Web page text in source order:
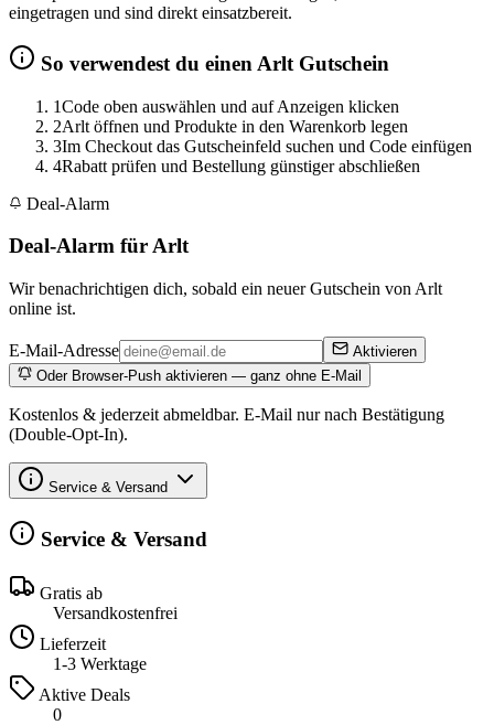
eingetragen und sind direkt einsatzbereit.
So verwendest du einen Arlt Gutschein
1Code oben auswählen und auf Anzeigen klicken
2Arlt öffnen und Produkte in den Warenkorb legen
3Im Checkout das Gutscheinfeld suchen und Code einfügen
4Rabatt prüfen und Bestellung günstiger abschließen
Deal-Alarm
Deal-Alarm für Arlt
Wir benachrichtigen dich, sobald ein neuer Gutschein von Arlt
online ist.
E-Mail-Adresse
Aktivieren
Oder Browser-Push aktivieren — ganz ohne E-Mail
Kostenlos & jederzeit abmeldbar. E-Mail nur nach Bestätigung
(Double-Opt-In).
Service & Versand
Service & Versand
Gratis ab
Versandkostenfrei
Lieferzeit
1-3 Werktage
Aktive Deals
0